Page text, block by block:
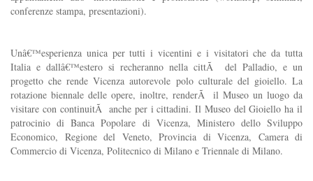
conferenze stampa, presentazioni).
Unâ€™esperienza unica per tutti i vicentini e i visitatori che da tutta
Italia e dallâ€™estero si recheranno nella cittÃ del Palladio, e un
progetto che rende Vicenza autorevole polo culturale del gioiello. La
rotazione biennale delle opere, inoltre, renderÃ il Museo un luogo da
visitare con continuitÃ anche per i cittadini. Il Museo del Gioiello ha il
patrocinio di Banca Popolare di Vicenza, Ministero dello Sviluppo
Economico, Regione del Veneto, Provincia di Vicenza, Camera di
Commercio di Vicenza, Politecnico di Milano e Triennale di Milano.